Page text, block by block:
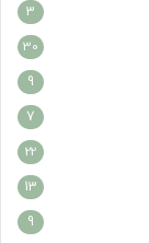
3
30
9
7
22
13
9